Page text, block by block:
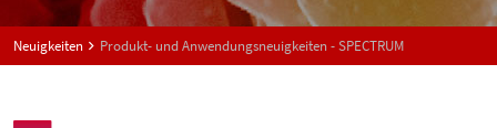
Neuigkeiten Produkt- und Anwendungsneuigkeiten - SPECTRUM